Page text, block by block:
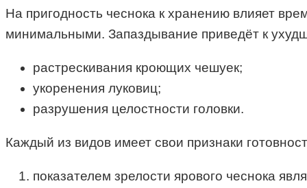
На пригодность чеснока к хранению влияет
минимальными. Запаздывание приведёт к
растрескивания кроющих чешуек;
укоренения луковиц;
разрушения целостности головки.
Каждый из видов имеет свои признаки
показателем зрелости ярового чеснока